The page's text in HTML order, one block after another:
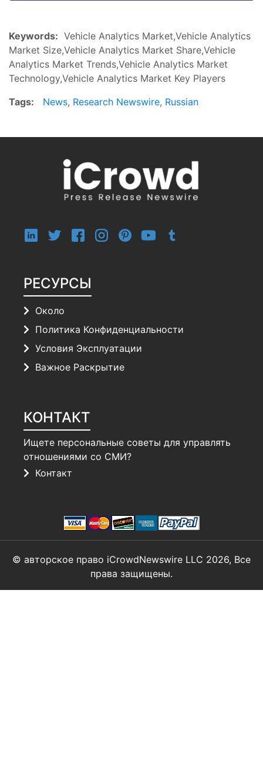
Keywords: Vehicle Analytics Market,Vehicle Analytics
Market Size,Vehicle Analytics Market Share,Vehicle
Analytics Market Trends,Vehicle Analytics Market
Technology,Vehicle Analytics Market Key Players
Tags:
News, Research Newswire, Russian
РЕСУРСЫ
Около
Политика Конфиденциальности
Условия Эксплуатации
Важное Раскрытие
КОНТАКТ
Ищете персональные советы для управлять
отношениями со СМИ?
Контакт
© авторское право iCrowdNewswire LLC 2026, Все
права защищены.